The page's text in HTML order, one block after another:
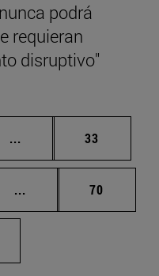
podrá
requieran
disruptivo"
... Páginas intermedias
Página
33
... Páginas intermedias
Página
70